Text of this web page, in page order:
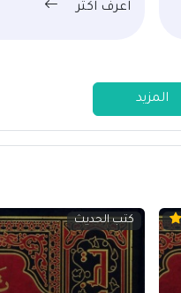
اعرف اكثر
المزيد
كتب الحديث